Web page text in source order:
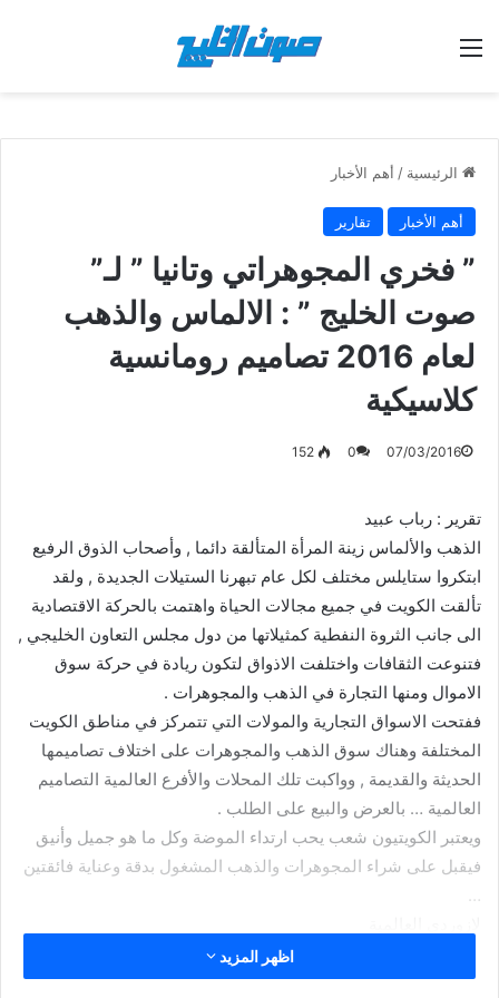
القائمة
الرئيسية / أهم الأخبار
أهم الأخبار تقارير
” فخري المجوهراتي وتانيا ” لـ”
صوت الخليج ” : الالماس والذهب
لعام 2016 تصاميم رومانسية
كلاسيكية
07/03/2016
0
152
تقرير : رباب عبيد
الذهب والألماس زينة المرأة المتألقة دائما , وأصحاب الذوق الرفيع
ابتكروا ستايلس مختلف لكل عام تبهرنا الستيلات الجديدة , ولقد
تألقت الكويت في جميع مجالات الحياة واهتمت بالحركة الاقتصادية
الى جانب الثروة النفطية كمثيلاتها من دول مجلس التعاون الخليجي ,
فتنوعت الثقافات واختلفت الاذواق لتكون ريادة في حركة سوق
الاموال ومنها التجارة في الذهب والمجوهرات .
ففتحت الاسواق التجارية والمولات التي تتمركز في مناطق الكويت
المختلفة وهناك سوق الذهب والمجوهرات على اختلاف تصاميمها
الحديثة والقديمة , وواكبت تلك المحلات والأفرع العالمية التصاميم
العالمية … بالعرض والبيع على الطلب .
ويعتبر الكويتيون شعب يحب ارتداء الموضة وكل ما هو جميل وأنيق
فيقبل على شراء المجوهرات والذهب المشغول بدقة وعناية فائقتين
…
مؤخرا قامت مجموعة لازوردي، العلامة التجارية الرائدة في مجال
الذهب والمجوهرات، عن الانتهاء من الأعمال بحملتها الجديدة
اظهر المزيد